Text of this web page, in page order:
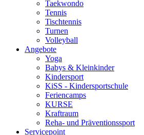
Taekwondo
Tennis
Tischtennis
Turnen
Volleyball
Angebote
Yoga
Babys & Kleinkinder
Kindersport
KiSS - Kindersportschule
Feriencamps
KURSE
Kraftraum
Reha- und Präventionssport
Servicepoint